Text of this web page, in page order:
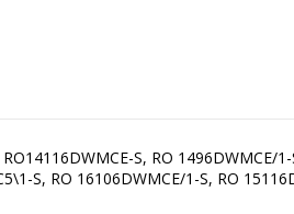
S, RO 1496DWMCE/
S, RO 16106DWMCE/1-S, RO